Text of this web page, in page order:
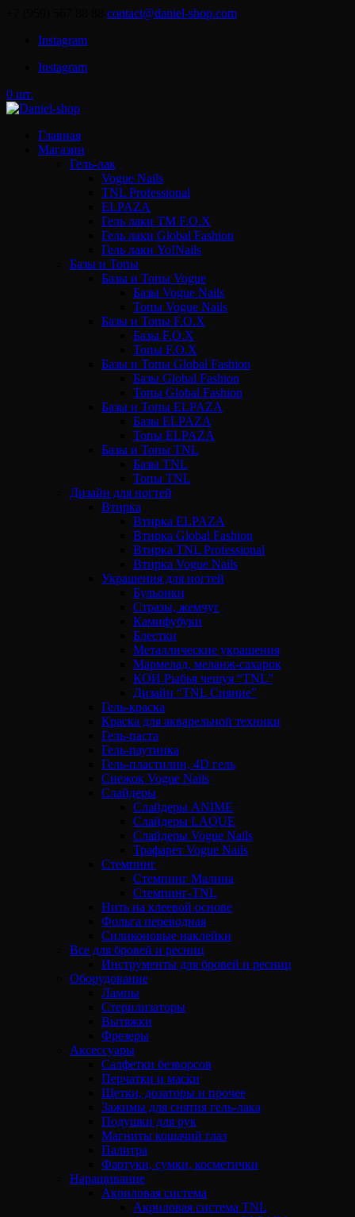
contact@daniel-shop.com
Instagram
Instagram
0 шт.
Главная
Магазин
Гель-лак
Vogue Nails
TNL Professional
ELPAZA
Гель лаки ТМ F.O.X
Гель лаки Global Fashion
Гель лаки Yo!Nails
Базы и Топы
Базы и Топы Vogue
Базы Vogue Nails
Топы Vogue Nails
Базы и Топы F.O.X
Базы F.O.X
Топы F.O.X
Базы и Топы Global Fashion
Базы Global Fashion
Топы Global Fashion
Базы и Топы ELPAZA
Базы ELPAZA
Топы ELPAZA
Базы и Топы TNL
Базы TNL
Топы TNL
Дизайн для ногтей
Втирка
Втирка ELPAZA
Втирка Global Fashion
Втирка TNL Professional
Втирка Vogue Nails
Украшения для ногтей
Бульонки
Стразы, жемчуг
Камифубуки
Блестки
Металлические украшения
Мармелад, меланж-сахарок
КОИ Рыбья чешуя “TNL”
Дизайн “TNL Сияние”
Гель-краска
Краска для акварельной техники
Гель-паста
Гель-паутинка
Гель-пластилин, 4D гель
Снежок Vogue Nails
Слайдеры
Слайдеры ANIME
Слайдеры LAQUE
Слайдеры Vogue Nails
Трафарет Vogue Nails
Стемпинг
Стемпинг Малина
Стемпинг-TNL
Нить на клеевой основе
Фольга переводная
Силиконовые наклейки
Все для бровей и ресниц
Инструменты для бровей и ресниц
Оборудование
Лампы
Стерилизаторы
Вытяжки
Фрезеры
Аксессуары
Салфетки безворсов
Перчатки и маски
Щетки, дозаторы и прочее
Зажимы для снятия гель-лака
Подушки для рук
Магниты кошачий глаз
Палитра
Фартуки, сумки, косметички
Наращивание
Акриловая система
Акриловая система TNL